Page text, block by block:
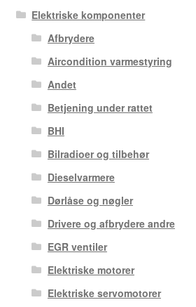
Elektriske komponenter
Afbrydere
Aircondition varmestyring
Andet
Betjening under rattet
BHI
Bilradioer og tilbehør
Dieselvarmere
Dørlåse og nøgler
Drivere og afbrydere andre
EGR ventiler
Elektriske motorer
Elektriske servomotorer